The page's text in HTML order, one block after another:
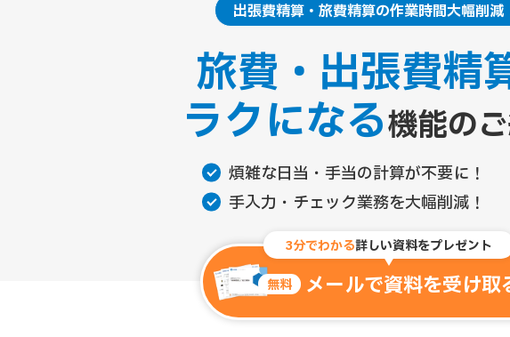
出張費精算・旅費精算の作業時間大幅削減
旅費・出張費精
ラクになる機能の
煩雑な日当・手当の計算が不要に！
手入力・チェック業務を大幅削減！
3分でわかる詳しい資料をプレゼント
無料 メールで資料を受け取